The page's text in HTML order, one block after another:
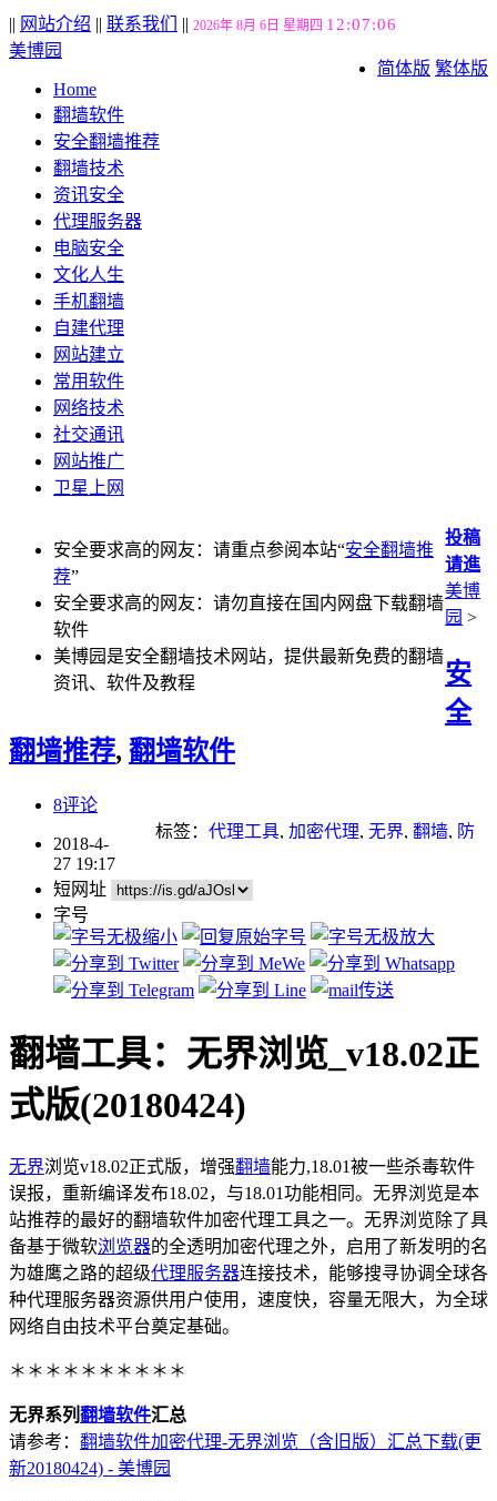
|| 网站介绍 || 联系我们 || 2026年 8月 6日 星期四 12:07:07
简体版 繁体版
美博园
Home
翻墙软件
安全翻墙推荐
翻墙技术
资讯安全
代理服务器
电脑安全
文化人生
手机翻墙
自建代理
网站建立
常用软件
网络技术
社交通讯
网站推广
卫星上网
安全要求高的网友：请重点参阅本站“安全翻墙推
荐”
安全要求高的网友：请勿直接在国内网盘下载翻墙
软件
美博园是安全翻墙技术网站，提供最新免费的翻墙
资讯、软件及教程
投稿
请進
美博
园 >
安
全
翻墙推荐, 翻墙软件
8评论
标签： 代理工具, 加密代理, 无界, 翻墙, 防
2018-4-
27 19:17
短网址
字号
翻墙工具：无界浏览_v18.02正
式版(20180424)
无界浏览v18.02正式版，增强翻墙能力,18.01被一些杀毒软件
误报，重新编译发布18.02，与18.01功能相同。无界浏览是本
站推荐的最好的翻墙软件加密代理工具之一。无界浏览除了具
备基于微软浏览器的全透明加密代理之外，启用了新发明的名
为雄鹰之路的超级代理服务器连接技术，能够搜寻协调全球各
种代理服务器资源供用户使用，速度快，容量无限大，为全球
网络自由技术平台奠定基础。
＊＊＊＊＊＊＊＊＊＊
无界系列翻墙软件汇总
请参考： 翻墙软件加密代理-无界浏览（含旧版）汇总下载(更
新20180424) - 美博园